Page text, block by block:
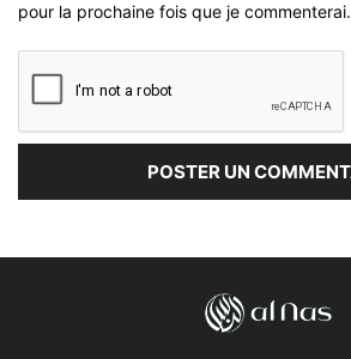
pour la prochaine fois que je commenterai.